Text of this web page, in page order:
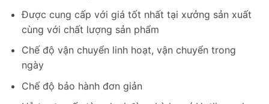
Được cung cấp với giá tốt nhất tại xưởng sản xuất
cùng với chất lượng sản phẩm
Chế độ vận chuyển linh hoạt, vận chuyển trong
ngày
Chế độ bảo hành đơn giản